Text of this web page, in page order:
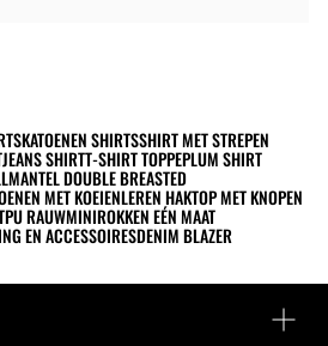
KATOENEN SHIRTSSHIRT MET STREPEN
JEANS SHIRTT-SHIRT TOPPEPLUM SHIRT
MANTEL DOUBLE BREASTED
MET KOEIENLEREN HAKTOP MET KNOPEN
RAUWMINIROKKEN EÉN MAAT
EN ACCESSOIRESDENIM BLAZER